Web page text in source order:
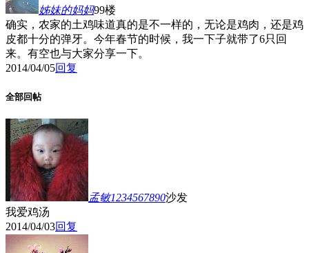
姊妹的妈妈99楼
确实，农家的土鸡味道真的是不一样的，无论是鸡肉，还是鸡
皮都十分的弹牙。今年春节的时候，我一下子就带了6只回
来。有空也与大家分享一下。
2014/04/05回复
全部回帖
孟敏1234567890沙发
我爱鸡汤
2014/04/03回复